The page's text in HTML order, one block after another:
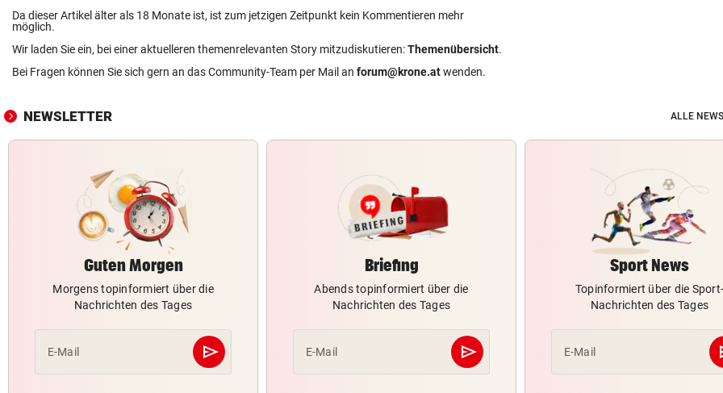
Da dieser Artikel älter als 18 Monate ist, ist zum jetzigen Zeitpunkt kein Kommentieren mehr
möglich.
Wir laden Sie ein, bei einer aktuelleren themenrelevanten Story mitzudiskutieren:Themenübersicht.
Bei Fragen können Sie sich gern an das Community-Team per Mail an forum@krone.atwenden.
NEWSLETTER ALLE
Guten Morgen
Morgens topinformiert über die
Nachrichten des Tages
E-Mail send
Abschicken
Briefing
Abends topinformiert über die
Nachrichten des Tages
E-Mail send
Abschicken
Sport News
Topinformiert über die Sport-
Nachrichten des Tages
E-Mail